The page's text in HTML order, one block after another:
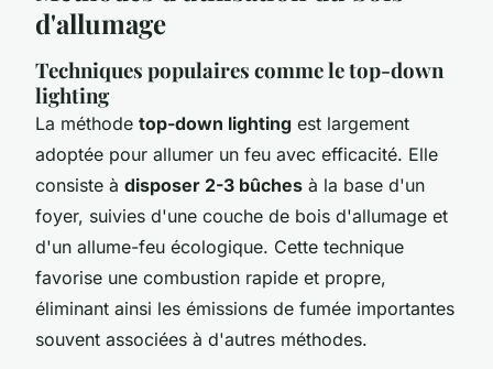
d'allumage
Techniques populaires comme le top-down
lighting
La méthode top-down lighting est largement
adoptée pour allumer un feu avec efficacité. Elle
consiste à disposer 2-3 bûches à la base d'un
foyer, suivies d'une couche de bois d'allumage et
d'un allume-feu écologique. Cette technique
favorise une combustion rapide et propre,
éliminant ainsi les émissions de fumée importantes
souvent associées à d'autres méthodes.